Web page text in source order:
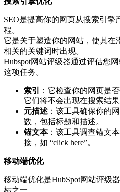
SEO是提高你的网页从搜索引擎
程。
它是关于塑造你的网站，使其在
相关的关键词时出现。
Hubspot网站评级器通过评估您
这项任务。
索引
：它检查你的网页是
它们将不会出现在搜索结果
元描述 ：该工具确保你的
数，包括标题和描述。
锚文本：该工具调查锚文
接，如 “click here”。
移动端优化
移动端优化是HubSpot网站评级
标之一。